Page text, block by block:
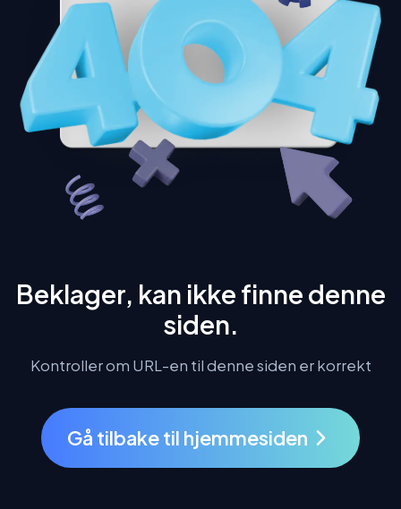
Beklager, kan ikke finne denne
siden.
Kontroller om URL-en til denne siden er korrekt
Gå tilbake til hjemmesiden